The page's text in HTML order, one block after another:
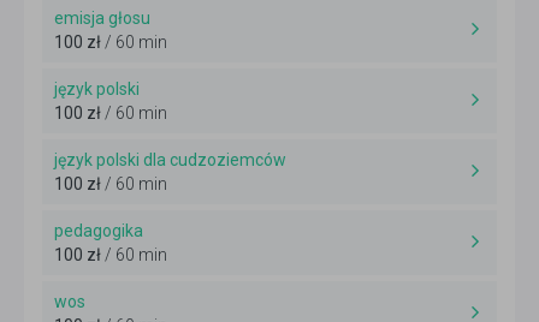
emisja głosu
100 zł/ 60 min
język polski
100 zł/ 60 min
język polski dla cudzoziemców
100 zł/ 60 min
pedagogika
100 zł/ 60 min
wos